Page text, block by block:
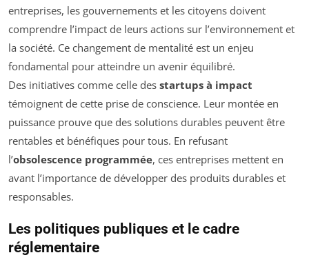
entreprises, les gouvernements et les citoyens doivent
comprendre l’impact de leurs actions sur l’environnement et
la société. Ce changement de mentalité est un enjeu
fondamental pour atteindre un avenir équilibré.
Des initiatives comme celle des startups à impact
témoignent de cette prise de conscience. Leur montée en
puissance prouve que des solutions durables peuvent être
rentables et bénéfiques pour tous. En refusant
l’obsolescence programmée, ces entreprises mettent en
avant l’importance de développer des produits durables et
responsables.
Les politiques publiques et le cadre
réglementaire